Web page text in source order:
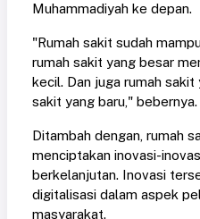
Muhammadiyah ke depan.
"Rumah sakit sudah
rumah sakit yang besar
kecil. Dan juga rumah
sakit yang baru," bebernya.
Ditambah dengan, rumah
menciptakan inovasi-
berkelanjutan. Inovasi
digitalisasi dalam aspek
masyarakat.